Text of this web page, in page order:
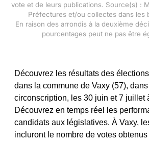
vote et de leurs publications. Source(s) :
Préfectures et/ou collectes dans les
En raison des arrondis à la deuxième
pourcentages peut ne pas être
Découvrez les résultats des
dans la commune de Vaxy (57),
circonscription, les 30 juin et 7 juillet
Découvrez en temps réel les
candidats aux législatives. À Vaxy,
incluront le nombre de votes